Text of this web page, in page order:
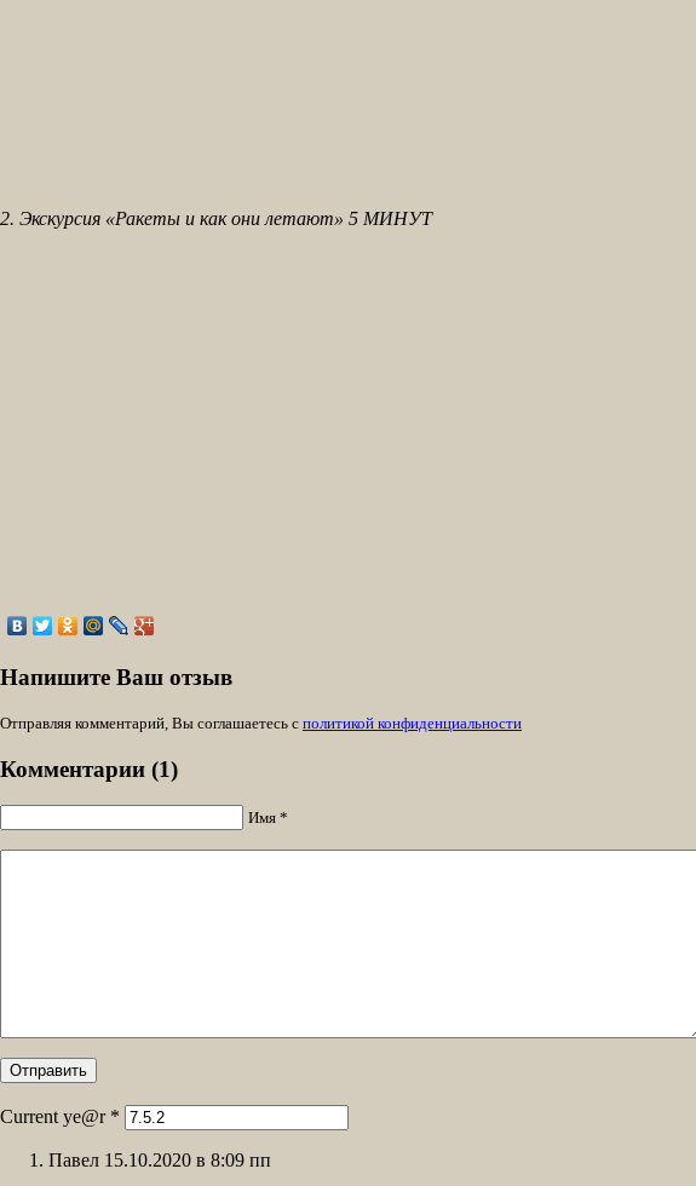
2. Экскурсия «Ракеты и как они летают» 5 МИНУТ
Напишите Ваш отзыв
Отправляя комментарий, Вы соглашаетесь с политикой конфиденциальности
Комментарии (1)
Имя *
Current ye@r *
Павел 15.10.2020 в 8:09 пп